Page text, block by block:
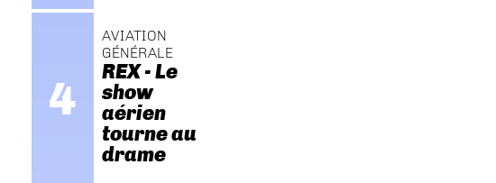
AVIATION
GÉNÉRALE
REX - Le
show
aérien
tourne au
drame